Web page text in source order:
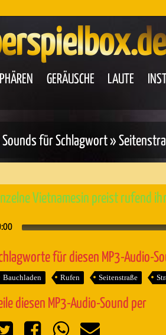
GERÄUSCHE LAUTE
Sounds für Schlagwort »
Vietnamesin preist rufend
für diesen MP3-Audio-
Bauchladen Rufen Seitenstraße
diesen MP3-Audio-Sound per